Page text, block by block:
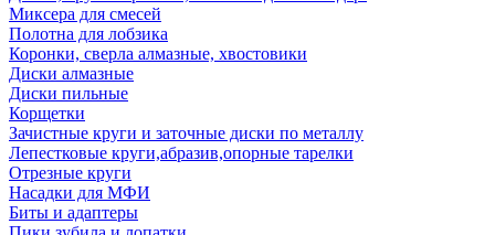
Миксера для смесей
Полотна для лобзика
Коронки, сверла алмазные, хвостовики
Диски алмазные
Диски пильные
Корщетки
Зачистные круги и заточные диски по металлу
Лепестковые круги,абразив,опорные тарелки
Отрезные круги
Насадки для МФИ
Биты и адаптеры